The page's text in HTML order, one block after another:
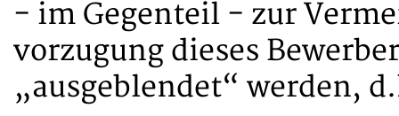
- im Gegenteil - zur
vorzugung dieses
„ausgeblendet“ werden,